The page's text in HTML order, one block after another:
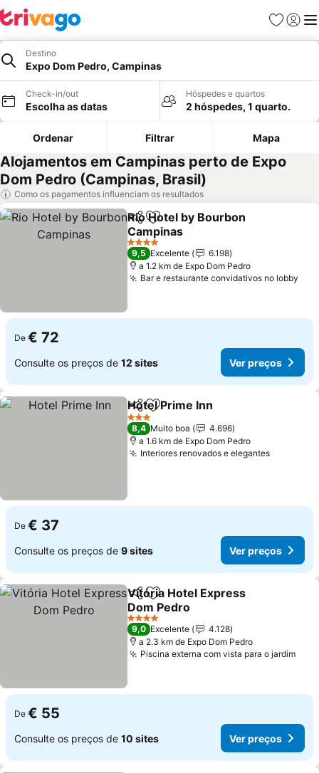
Favoritos
Iniciar
Destino
Expo Dom Pedro, Campinas
Check-in/out
Escolha as datas
Hóspedes e quartos
2 hóspedes, 1 quarto.
Ordenar Filtrar Mapa
Alojamentos em Campinas perto de Expo
Dom Pedro (Campinas, Brasil)
Como os pagamentos influenciam os resultados
PartilharAdicionar aos favoritos
Rio Hotel by Bourbon
Campinas
4 Estrelas
9,5 Excelente
6.198
a 1.2 km de Expo Dom Pedro
Bar e restaurante convidativos no lobby
De € 72
Consulte os preços de 12 sites Ver preços
PartilharAdicionar aos favoritos
Hotel Prime Inn
3 Estrelas
8,4 Muito boa
4.696
a 1.6 km de Expo Dom Pedro
Interiores renovados e elegantes
De € 37
Consulte os preços de 9 sites Ver preços
PartilharAdicionar aos favoritos
Vitória Hotel Express
Dom Pedro
4 Estrelas
9,0 Excelente
4.128
a 2.3 km de Expo Dom Pedro
Piscina externa com vista para o jardim
De € 55
Consulte os preços de 10 sites Ver preços